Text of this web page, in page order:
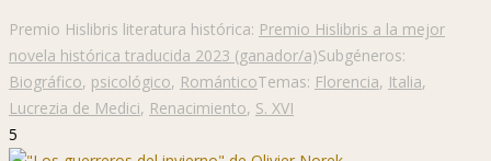
Premio Hislibris literatura histórica: Premio Hislibris a la mejor
novela histórica traducida 2023 (ganador/a)Subgéneros:
Biográfico, psicológico, RománticoTemas: Florencia, Italia,
Lucrezia de Medici, Renacimiento, S. XVI
5